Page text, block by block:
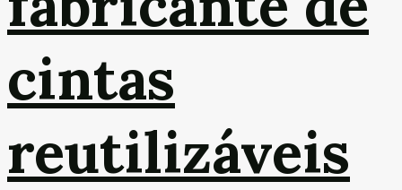
cintas
reutilizáveis